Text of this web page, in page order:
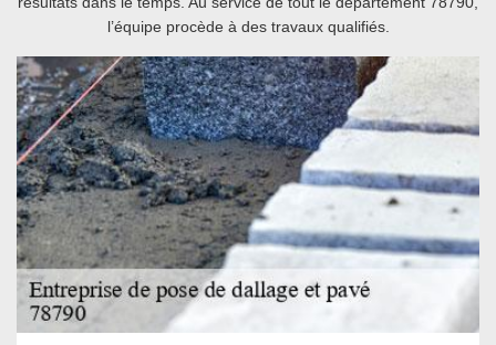
l’équipe procède à des travaux qualifiés.